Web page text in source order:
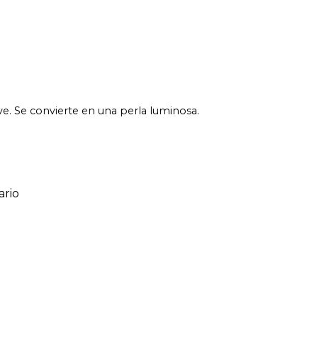
Se convierte en una perla luminosa.